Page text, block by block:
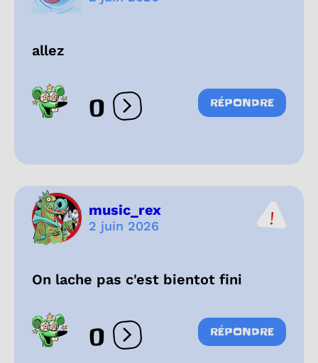
allez
0 Ouvrir les réactions
RÉPONDRE
music_rex
2 juin 2026
On lache pas c'est bientot fini
0 Ouvrir les réactions
RÉPONDRE